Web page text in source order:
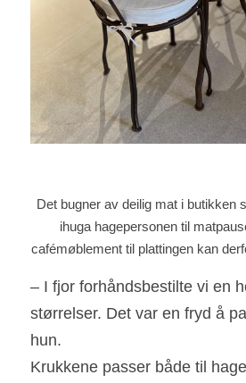
Det bugner av deilig mat i butikken
ihuga hagepersonen til
cafémøblement til plattingen kan
– I fjor forhåndsbestilte vi en
størrelser. Det var en fryd å
hun.
Krukkene passer både til